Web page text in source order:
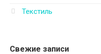
Текстиль
Свежие записи